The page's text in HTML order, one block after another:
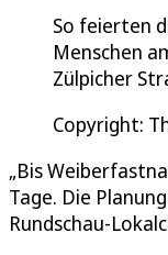
So feierten
Menschen
Zülpicher
Copyright:
„Bis
Tage. Die
Rundschau-